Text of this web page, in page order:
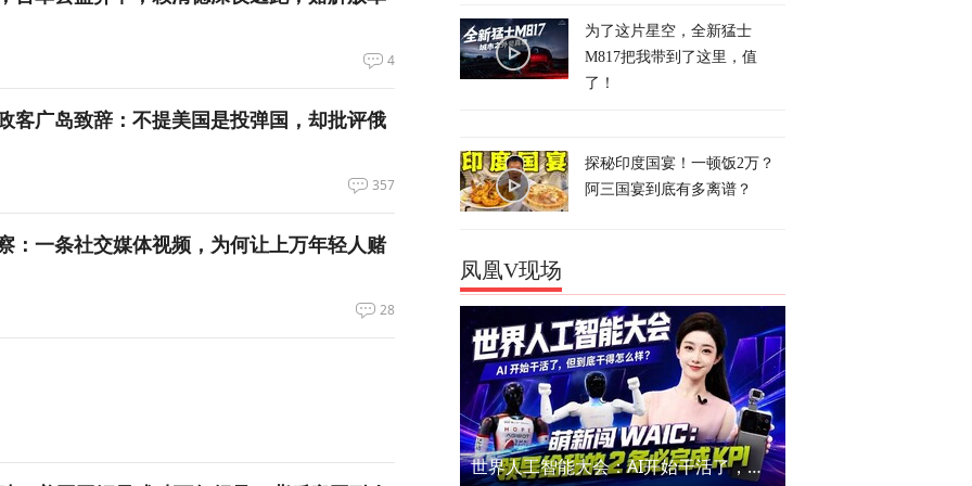
4
客广岛致辞：不提美国是投弹国，却批评俄
357
：一条社交媒体视频，为何让上万年轻人赌
28
为了这片星空，全新猛士
M817把我带到了这里，值
了！
探秘印度国宴！一顿饭2万？
阿三国宴到底有多离谱？
凤凰V现场
世界人工智能大会：AI开始干活了，但到底干的怎么样？萌新闯WAIC